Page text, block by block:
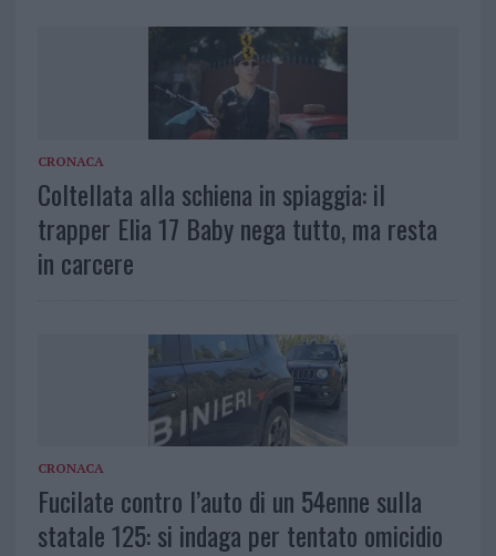
CRONACA
Coltellata alla schiena in spiaggia: il
trapper Elia 17 Baby nega tutto, ma resta
in carcere
CRONACA
Fucilate contro l’auto di un 54enne sulla
statale 125: si indaga per tentato omicidio